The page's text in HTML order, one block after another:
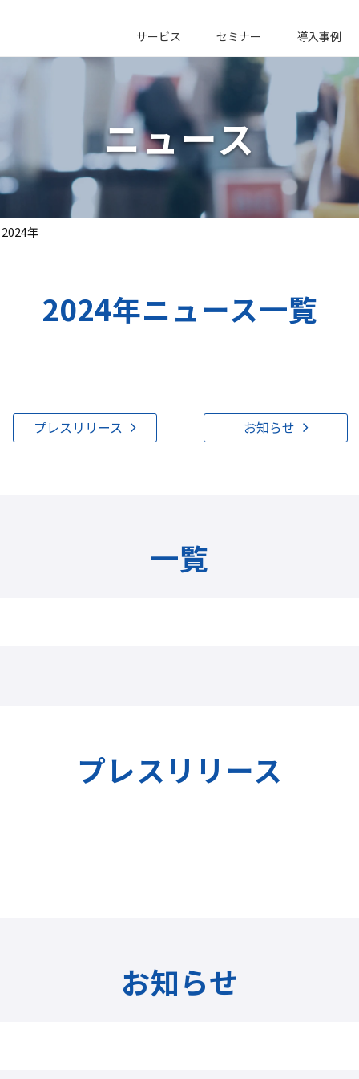
サービス セミナー 導入事例
ニュース
2024年
2024年ニュース一覧
プレスリリース お知らせ
一覧
プレスリリース
お知らせ